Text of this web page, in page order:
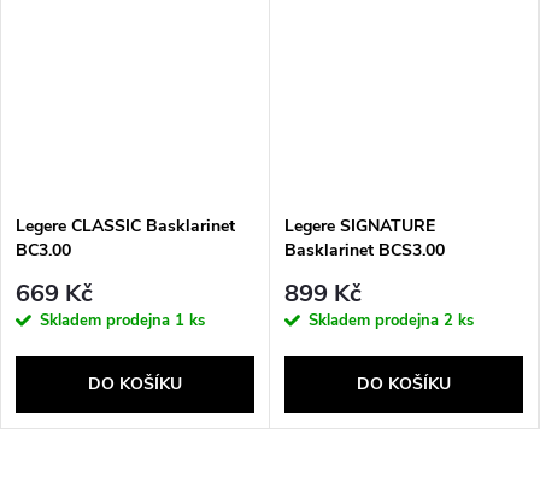
Legere CLASSIC Basklarinet
BC3.00
669 Kč
Skladem prodejna 1 ks
DO KOŠÍKU
Legere SIGNATURE
Basklarinet BCS3.00
899 Kč
Skladem prodejna 2 ks
DO KOŠÍKU